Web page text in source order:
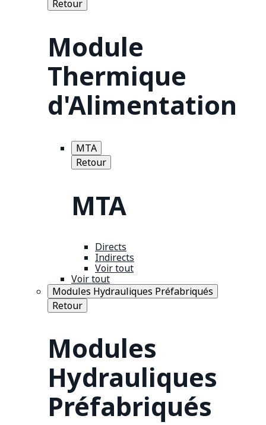
Retour
Module
Thermique
d'Alimentation
MTA
Retour
MTA
Directs
Indirects
Voir tout
Voir tout
Modules Hydrauliques Préfabriqués
Retour
Modules
Hydrauliques
Préfabriqués